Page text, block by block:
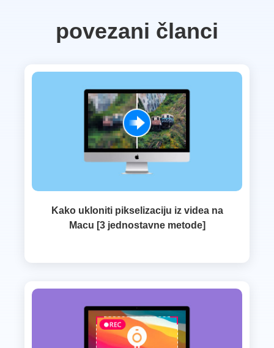
povezani članci
Kako ukloniti pikselizaciju iz videa na
Macu [3 jednostavne metode]